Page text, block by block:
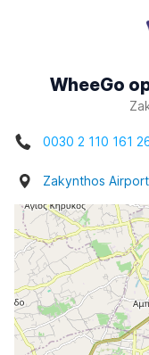
WheeGo
0030 2 110 161
Zakynthos